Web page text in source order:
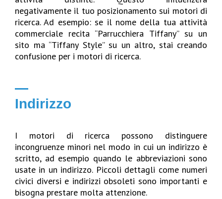
negativamente il tuo posizionamento sui motori di
ricerca. Ad esempio: se il nome della tua attività
commerciale recita “Parrucchiera Tiffany” su un
sito ma “Tiffany Style” su un altro, stai creando
confusione per i motori di ricerca.
Indirizzo
I motori di ricerca possono distinguere
incongruenze minori nel modo in cui un indirizzo è
scritto, ad esempio quando le abbreviazioni sono
usate in un indirizzo. Piccoli dettagli come numeri
civici diversi e indirizzi obsoleti sono importanti e
bisogna prestare molta attenzione.